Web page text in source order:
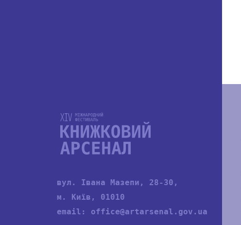
вул. Івана Мазепи, 28-30,
м. Київ, 01010
email: office@artarsenal.gov.ua